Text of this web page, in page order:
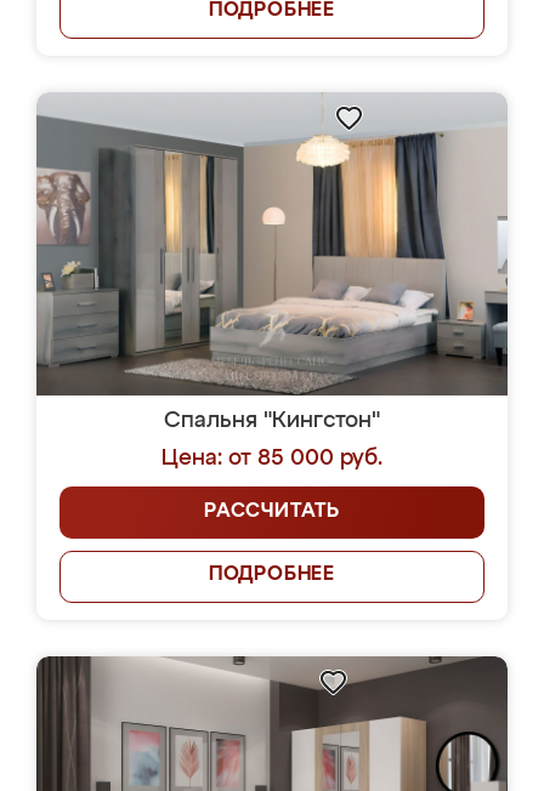
ПОДРОБНЕЕ
Спальня "Кингстон"
Цена: от 85 000 руб.
РАССЧИТАТЬ
ПОДРОБНЕЕ